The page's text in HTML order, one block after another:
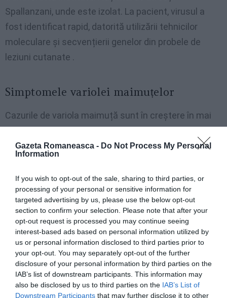
Gazeta Romaneasca - Do Not Process My Personal
Information
If you wish to opt-out of the sale, sharing to third parties, or
processing of your personal or sensitive information for
targeted advertising by us, please use the below opt-out
section to confirm your selection. Please note that after your
opt-out request is processed you may continue seeing
interest-based ads based on personal information utilized by
us or personal information disclosed to third parties prior to
your opt-out. You may separately opt-out of the further
disclosure of your personal information by third parties on the
IAB’s list of downstream participants. This information may
also be disclosed by us to third parties on the IAB’s List of
Downstream Participants that may further disclose it to other
Spallanzani, unde este izolat. La pacient, virusul a
fost identificat rapid, datorită utilizării tehnicilor
moleculare și secvențierii genelor din probele de
leziuni cutanate .
Simptomele variolei maimuțelor
Cazurile de variola maimuță sunt în creștere în mai
și Portugalia. Boala pare să se răspândească rapid.
obicei în 14 până la 21 de zile. Simptomele comune
ale variolei maimuțelor includ dureri de cap, dar mai
ales erupții cutanate , în special pe față, palme și sub
tălpi.
Decese inexplicabile în Italia, tineri care se prăbușesc
și nu mai pot fi salvați